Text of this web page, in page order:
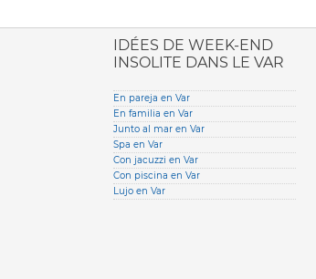
italiana
IDÉES DE WEEK-END
INSOLITE DANS LE VAR
En pareja en Var
En familia en Var
Junto al mar en Var
Spa en Var
Con jacuzzi en Var
Con piscina en Var
Lujo en Var